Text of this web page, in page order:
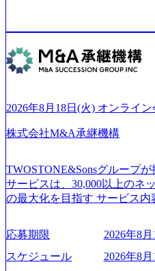
m/our-vision-
ンプレクス社は、FinTech領
ング会社で、NRI、NTTDATA
ngsTop 100企業にも選出され
特長 ビジネスへの深い理解
pearと、最先端テクノロジー
社またはグループ会社との協
sion-production.appspot.com/
4e4b-6aae-45a6-a0ce-
報 (https://www.xspear.co.jp/
業界で新規事業戦略、成長戦
広いプロジェクトに従事 - 鈴
トに入社し最年少ディレクタ
話 IoT社会の浸透、AIの加速
急伸長しており、それに伴い
中 https://
m/public/images/
6b95cd599_1200x543.webp
cb8-329e-4a45-a8f5-
e.googleapis.com/our-vision-
s/20260224131100_d8b3379f-
0x460.webp https://
810e-
的とした「語学研修」、効果
み実践に強くなるための「プ
アドバイザーによる自身のキ
スタイム制度を実施しており
間の範囲内で、出社・退社の
ね、ワークライフバランスを
2026年8月18日(火) オンライ
株式会社M&A承継機構
TWOSTONE&Sonsグループ
サービスは、30,000以上のネ
の最大化を目指す サービス
リーなどが含まれており、幅
対しては完全成功報酬制を採
重する姿勢を持ち、将来の株
応募期限
2026年8
スケジュール
2026年8